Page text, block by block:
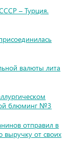
– Турция.
валюты лита
блюминг №3
отправил в
от своих